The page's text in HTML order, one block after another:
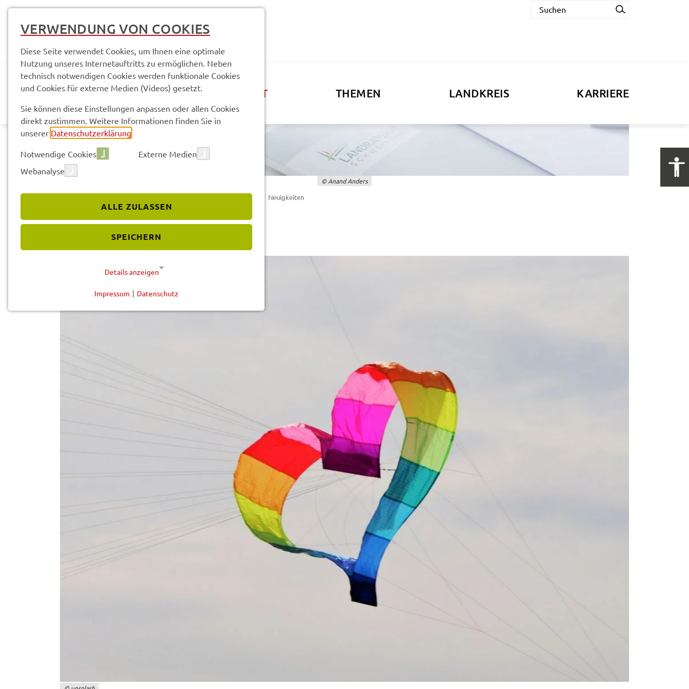
AKTUELLES LANDRATSAMT THEMEN LANDKREIS KARRIERE
© Anand Anders
SG 20.2 Ehren­amt und Teil­ha­be Neuig­kei­ten
VERWENDUNG VON COOKIES
Diese Seite verwendet Cookies, um Ihnen eine optimale
Nutzung unseres Internetauftritts zu ermöglichen. Neben
technisch notwendigen Cookies werden funktionale Cookies
und Cookies für externe Medien (Videos) gesetzt.
Sie können diese Einstellungen anpassen oder allen Cookies
direkt zustimmen. Weitere Informationen finden Sie in
unserer Datenschutzerklärung
Notwendige Cookies
Externe Medien
Webanalyse
ALLE ZULASSEN
SPEICHERN
Details anzeigen
Impressum | Datenschutz